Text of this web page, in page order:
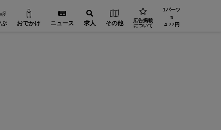
おでかけ ニュース 求人 その他
広告掲載
について
1バーツ
⇅
4.77円